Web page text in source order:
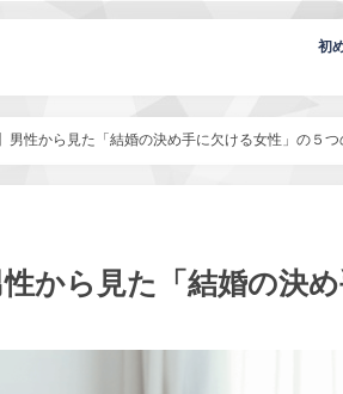
parcy's note(パーシーズ 初
男性から見た「結婚の決め手に欠ける女性」の５つ
性から見た「結婚の決